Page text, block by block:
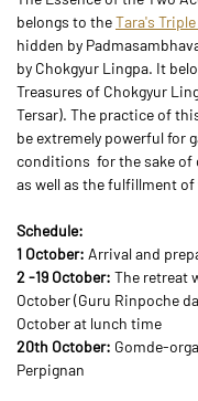
belongs to the Tara's
hidden by
by Chokgyur Lingpa. It
Treasures of Chokgyur
Tersar). The practice of
be extremely powerful for
conditions  for the sake
as well as the fulfillment
Schedule:
1 October: Arrival and
2 -19 October: The retreat
October (Guru Rinpoche
October at lunch time
20th October: Gomde-
Perpignan